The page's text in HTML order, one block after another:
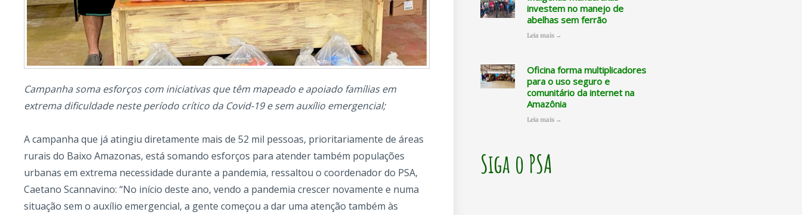
Campanha soma esforços com iniciativas que têm mapeado e apoiado famílias em
extrema dificuldade neste período crítico da Covid-19 e sem auxílio emergencial;
A campanha que já atingiu diretamente mais de 52 mil pessoas, prioritariamente de áreas
rurais do Baixo Amazonas, está somando esforços para atender também populações
urbanas em extrema necessidade durante a pandemia, ressaltou o coordenador do PSA,
Caetano Scannavino: “No início deste ano, vendo a pandemia crescer novamente e numa
situação sem o auxílio emergencial, a gente começou a dar uma atenção também às
investem no manejo de
abelhas sem ferrão
Leia mais →
Oficina forma multiplicadores
para o uso seguro e
comunitário da internet na
Amazônia
Leia mais →
Siga o PSA